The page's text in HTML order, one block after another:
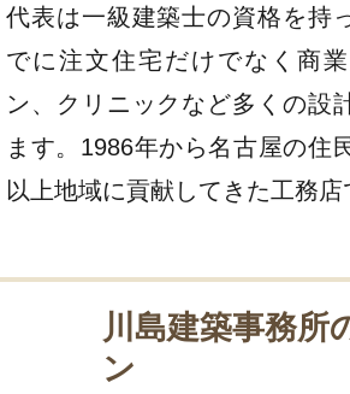
代表は一級建築士の資格を持
でに注文住宅だけでなく商
ン、クリニックなど多くの設
ます。1986年から名古屋の住
以上地域に貢献してきた工務店
川島建築事務所
ン